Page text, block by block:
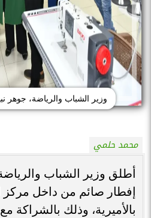
وزير الشباب والرياضة، جوهر
محمد حلمي
أطلق وزير الشباب
إفطار صائم من داخل مركز
بالأميرية، وذلك